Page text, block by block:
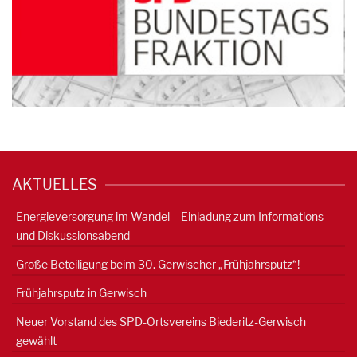
AKTUELLES
Energieversorgung im Wandel – Einladung zum Informations-
und Diskussionsabend
Große Beteiligung beim 30. Gerwischer „Frühjahrsputz“!
Frühjahrsputz in Gerwisch
Neuer Vorstand des SPD-Ortsvereins Biederitz-Gerwisch
gewählt